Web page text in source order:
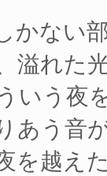
かない
溢れた
いう夜
あう音
を越え